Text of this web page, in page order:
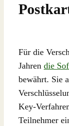
Für die
Jahren die
bewährt. Sie
Key-
Teilnehmer